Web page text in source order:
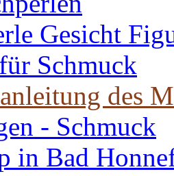
Gesicht
Schmuck
des
- Schmuck
in Bad